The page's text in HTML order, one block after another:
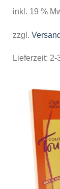
inkl. 19 %
zzgl.
Lieferzeit: 2-